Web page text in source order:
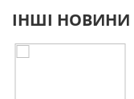
ІНШІ НОВИНИ